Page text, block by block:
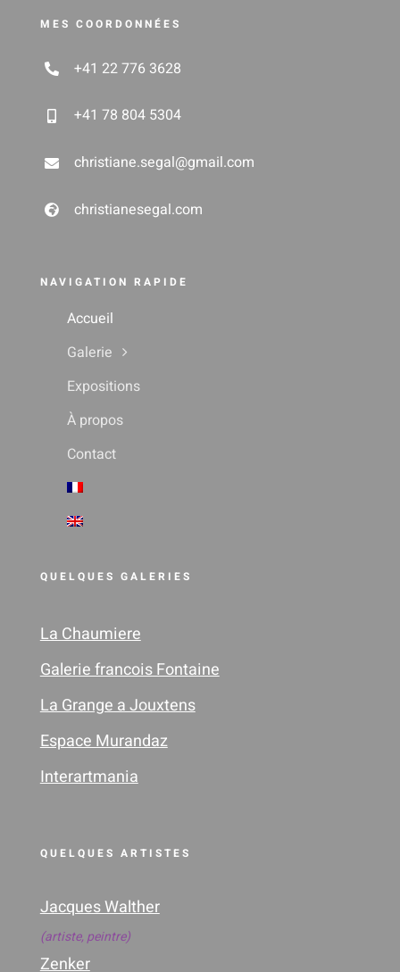
MES COORDONNÉES
+41 22 776 3628
+41 78 804 5304
christiane.segal@gmail.com
christianesegal.com
NAVIGATION RAPIDE
Accueil
Galerie
Expositions
À propos
Contact
QUELQUES GALERIES
La Chaumiere
Galerie francois Fontaine
La Grange a Jouxtens
Espace Murandaz
Interartmania
QUELQUES ARTISTES
Jacques Walther
(artiste, peintre)
Zenker